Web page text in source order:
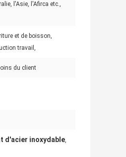
l'Asie, l'Afirca etc.,
et de boisson,
travail,
du client
d'acier inoxydable,